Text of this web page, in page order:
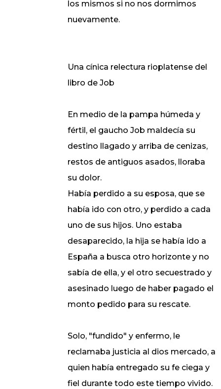
los mismos si no nos dormimos
nuevamente.
Una cínica relectura rioplatense del
libro de Job
En medio de la pampa húmeda y
fértil, el gaucho Job maldecía su
destino llagado y arriba de cenizas,
restos de antiguos asados, lloraba
su dolor.
Había perdido a su esposa, que se
había ido con otro, y perdido a cada
uno de sus hijos. Uno estaba
desaparecido, la hija se había ido a
España a busca otro horizonte y no
sabía de ella, y el otro secuestrado y
asesinado luego de haber pagado el
monto pedido para su rescate.
Solo, "fundido" y enfermo, le
reclamaba justicia al dios mercado, a
quien había entregado su fe ciega y
fiel durante todo este tiempo vivido.